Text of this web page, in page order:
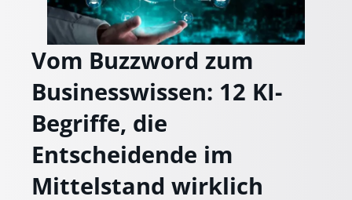
Vom Buzzword zum
Businesswissen: 12 KI-
Begriffe, die
Entscheidende im
Mittelstand wirklich